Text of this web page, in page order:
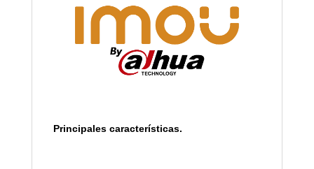
Principales características.